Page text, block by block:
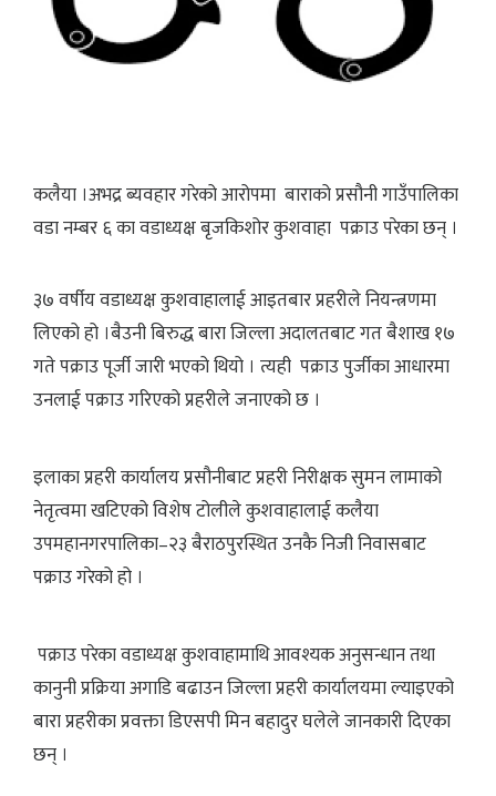
कलैया ।अभद्र ब्यवहार गरेको आरोपमा बाराको प्रसौनी गाउँपालिका
वडा नम्बर ६ का वडाध्यक्ष बृजकिशोर कुशवाहा पक्राउ परेका छन् ।
३७ वर्षीय वडाध्यक्ष कुशवाहालाई आइतबार प्रहरीले नियन्त्रणमा
लिएको हो ।बैउनी बिरुद्ध बारा जिल्ला अदालतबाट गत बैशाख १७
गते पक्राउ पूर्जी जारी भएको थियो । त्यही पक्राउ पुर्जीका आधारमा
उनलाई पक्राउ गरिएको प्रहरीले जनाएको छ ।
इलाका प्रहरी कार्यालय प्रसौनीबाट प्रहरी निरीक्षक सुमन लामाको
नेतृत्वमा खटिएको विशेष टोलीले कुशवाहालाई कलैया
उपमहानगरपालिका–२३ बैराठपुरस्थित उनकै निजी निवासबाट
पक्राउ गरेको हो ।
पक्राउ परेका वडाध्यक्ष कुशवाहामाथि आवश्यक अनुसन्धान तथा
कानुनी प्रक्रिया अगाडि बढाउन जिल्ला प्रहरी कार्यालयमा ल्याइएको
बारा प्रहरीका प्रवक्ता डिएसपी मिन बहादुर घलेले जानकारी दिएका
छन् ।